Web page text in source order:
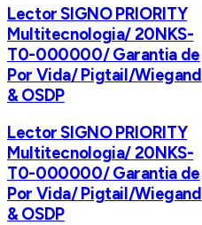
Lector SIGNO PRIORITY
Multitecnologia/ 20NKS-
T0-000000/ Garantia de
Por Vida/ Pigtail/Wiegand
& OSDP
Lector SIGNO PRIORITY
Multitecnologia/ 20NKS-
T0-000000/ Garantia de
Por Vida/ Pigtail/Wiegand
& OSDP